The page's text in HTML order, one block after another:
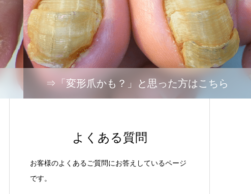
⇒「変形爪かも？」と思った方はこちら
よくある質問
お客様のよくあるご質問にお答えしているページ
です。